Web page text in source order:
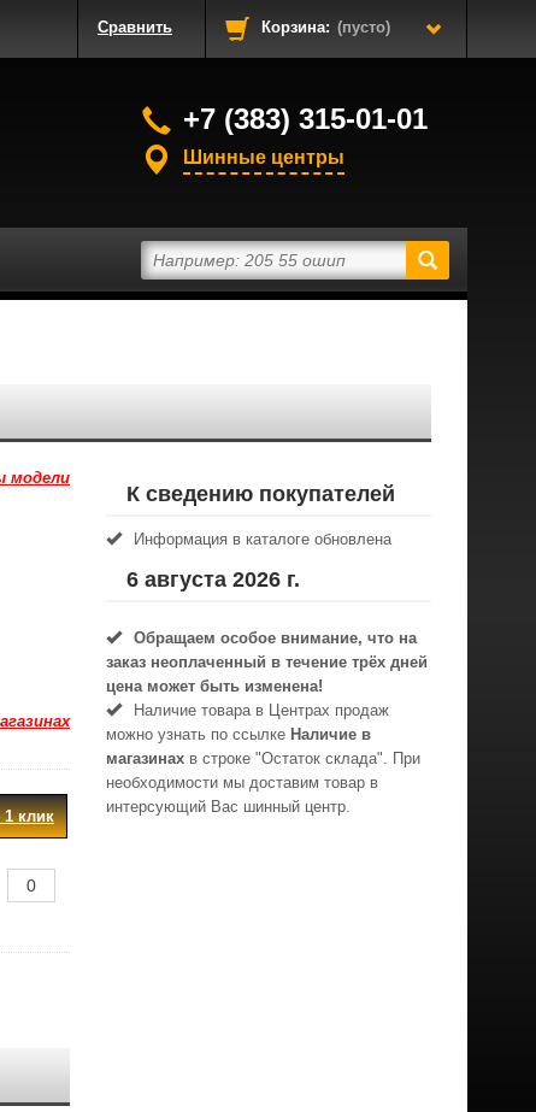
Сравнить Корзина: (пусто)
+7 (383) 315-01-01
Шинные центры
модели
1 клик
К сведению покупателей
Информация в каталоге обновлена
6 августа 2026 г.
Обращаем особое внимание, что на
заказ неоплаченный в течениe трёх дней
цена может быть изменена!
Наличие товара в Центрах продаж
можно узнать по ссылке Наличие в
магазинах в строке "Остаток склада". При
необходимости мы доставим товар в
интерсующий Вас шинный центр.